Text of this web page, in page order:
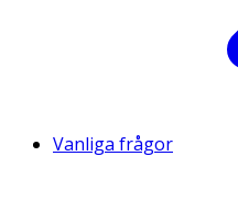
Vanliga frågor